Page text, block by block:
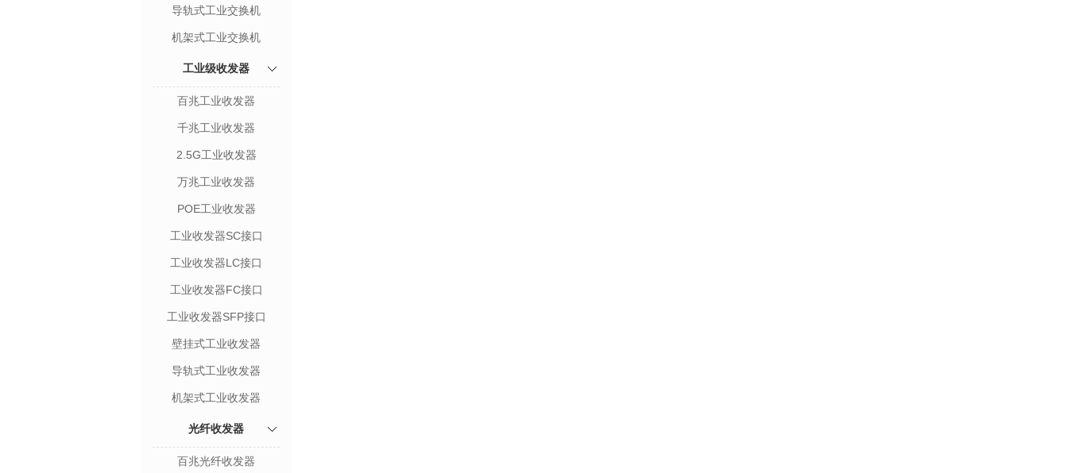
导轨式工业交换机
机架式工业交换机
工业级收发器
百兆工业收发器
千兆工业收发器
2.5G工业收发器
万兆工业收发器
POE工业收发器
工业收发器SC接口
工业收发器LC接口
工业收发器FC接口
工业收发器SFP接口
壁挂式工业收发器
导轨式工业收发器
机架式工业收发器
光纤收发器
百兆光纤收发器